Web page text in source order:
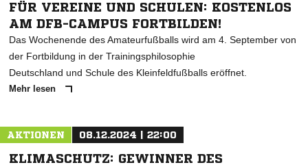
FÜR VEREINE UND SCHULEN: KOSTENLOS
AM DFB-CAMPUS FORTBILDEN!
Das Wochenende des Amateurfußballs wird am 4. September von
der Fortbildung in der Trainingsphilosophie
Deutschland und Schule des Kleinfeldfußballs eröffnet.
Mehr lesen
AKTIONEN 08.12.2024 | 22:00
KLIMASCHUTZ: GEWINNER DES